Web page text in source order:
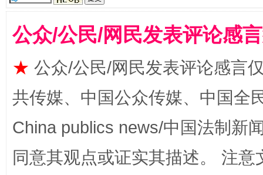
全民健身五年计划来了！等你上场
公众/公民/网民发表评论感
★ 公众/公民/网民发表评论感言
共传媒、中国公众传媒、中国全
China publics news/中国法制新
同意其观点或证实其描述。 注